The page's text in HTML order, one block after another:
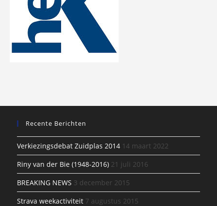
Recente Berichten
Verkiezingsdebat Zuidplas 2014 14 maart 2022
Riny van der Bie (1948-2016) 21 juli 2016
BREAKING NEWS 3 december 2015
Strava weekactiviteit 7 augustus 2015